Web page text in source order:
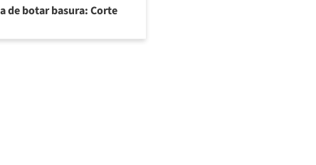
de botar basura: Corte